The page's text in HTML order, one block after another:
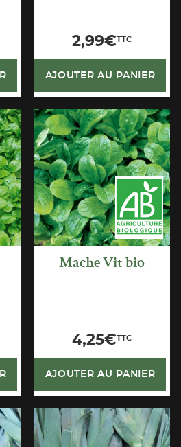
2,99€TTC
AJOUTER AU PANIER
Mache Vit bio
4,25€TTC
AJOUTER AU PANIER
APERÇU
RAPIDE